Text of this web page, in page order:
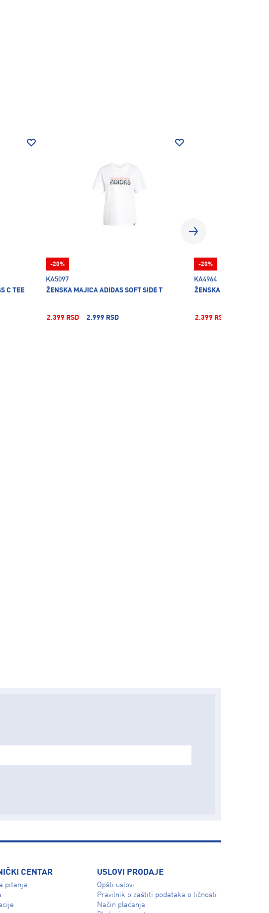
C TEE
KA5097
ŽENSKA MAJICA ADIDAS SOFT SIDE T
2.399 RSD 2.999 RSD
-20%
KA4964
ŽENSKA MAJICA
2.399 RSD
-20%
CENTAR
pitanja
USLOVI PRODAJE
Opšti uslovi
Pravilnik o zaštiti podataka o ličnosti
Način plaćanja